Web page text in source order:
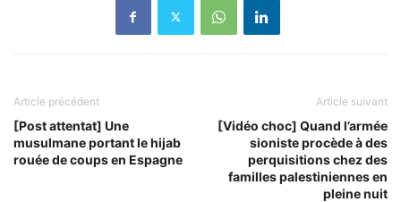
Article précédent
[Post attentat] Une
musulmane portant le hijab
rouée de coups en Espagne
Article suivant
[Vidéo choc] Quand l’armée
sioniste procède à des
perquisitions chez des
familles palestiniennes en
pleine nuit